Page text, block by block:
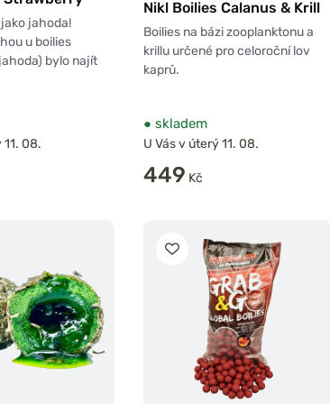
jahoda!
u boilies
bylo najít
08.
Nikl Boilies Calanus & Krill
Boilies na bázi zooplanktonu a
krillu určené pro celoroční lov
kaprů.
● skladem
U Vás v úterý 11. 08.
449 Kč